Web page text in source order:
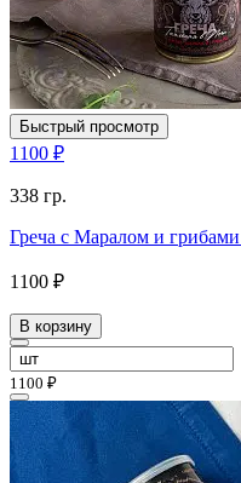
Быстрый просмотр
1100 ₽
338 гр.
Греча с Маралом и
1100 ₽
В корзину
1100 ₽